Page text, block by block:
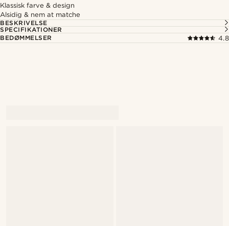
Klassisk farve & design
Alsidig & nem at matche
BESKRIVELSE
SPECIFIKATIONER
BEDØMMELSER
4.8